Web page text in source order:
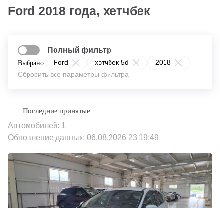
Ford 2018 года, хетчбек
Выбрано: Ford хэтчбек 5d
2018
Сбросить все параметры фильтра
Полный фильтр
Автомобилей: 1
Обновление данных: 06.08.2026 23:19:49